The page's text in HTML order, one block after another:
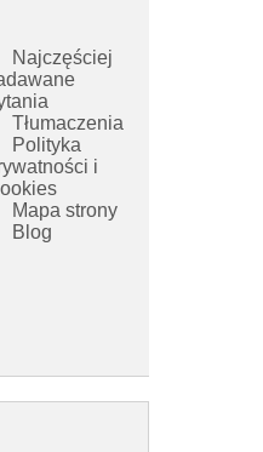
Najczęściej
Tłumaczenia
Polityka
i
Mapa strony
Blog